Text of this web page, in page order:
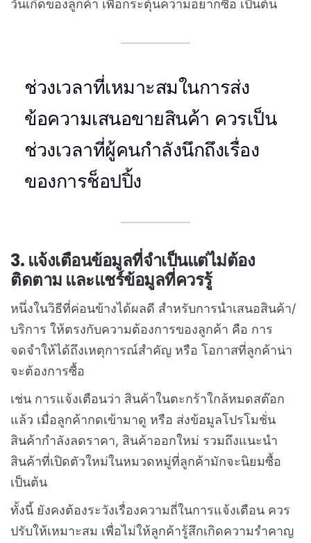
วันเกิดของลูกค้า เพื่อกระตุ้นความอยากซื้อ เป็นต้น
ช่วงเวลาที่เหมาะสมในการส่ง
ข้อความเสนอขายสินค้า ควรเป็น
ช่วงเวลาที่ผู้คนกำลังนึกถึงเรื่อง
ของการช็อปปิ้ง
3. แจ้งเตือนข้อมูลที่จำเป็นแต่ไม่ต้อง
ติดตาม และแชร์ข้อมูลที่ควรรู้
หนึ่งในวิธีที่ค่อนข้างได้ผลดี สำหรับการนำเสนอสินค้า/
บริการ ให้ตรงกับความต้องการของลูกค้า คือ การ
จดจำให้ได้ถึงเหตุการณ์สำคัญ หรือ โอกาสที่ลูกค้าน่า
จะต้องการซื้อ
เช่น การแจ้งเตือนว่า สินค้าในตะกร้าใกล้หมดสต๊อก
แล้ว เมื่อลูกค้ากดเข้ามาดู หรือ ส่งข้อมูลโปรโมชั่น
สินค้ากำลังลดราคา, สินค้าออกใหม่ รวมถึงแนะนำ
สินค้าที่เปิดตัวใหม่ในหมวดหมู่ที่ลูกค้ามักจะนิยมซื้อ
เป็นต้น
ทั้งนี้ ยังคงต้องระวังเรื่องความถี่ในการแจ้งเตือน ควร
ปรับให้เหมาะสม เพื่อไม่ให้ลูกค้ารู้สึกเกิดความรำคาญ